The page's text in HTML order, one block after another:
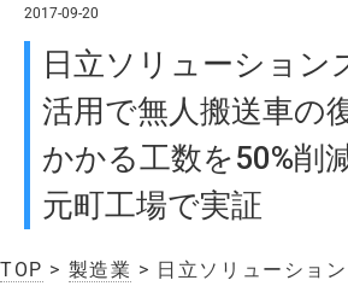
2017-09-20
日立ソリューション
活用で無人搬送車の
かかる工数を50%削
元町工場で実証
TOP > 製造業 > 日立ソリューショ